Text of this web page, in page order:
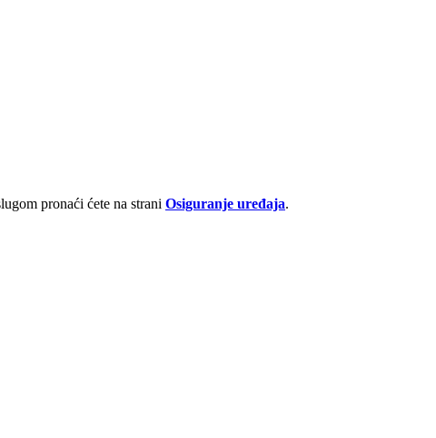
pronaći ćete na strani Osiguranje uređaja.